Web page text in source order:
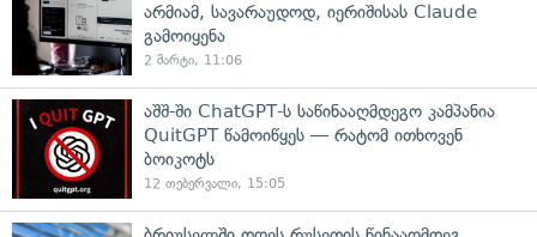
არმიამ, სავარაუდოდ, იერიშისას Claude
გამოიყენა
2 მარტი, 11:06
აშშ-ში ChatGPT-ს საწინააღმდეგო კამპანია
QuitGPT წამოიწყეს — რატომ ითხოვენ
ბოიკოტს
12 თებერვალი, 15:05